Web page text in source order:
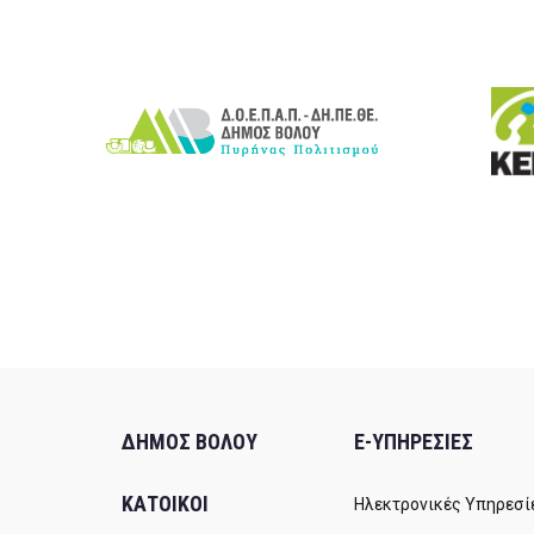
ΔΗΜΟΣ ΒΟΛΟΥ
ΚΑΤΟΙΚΟΙ
E-ΥΠΗΡΕΣΙΕΣ
Ηλεκτρονικές